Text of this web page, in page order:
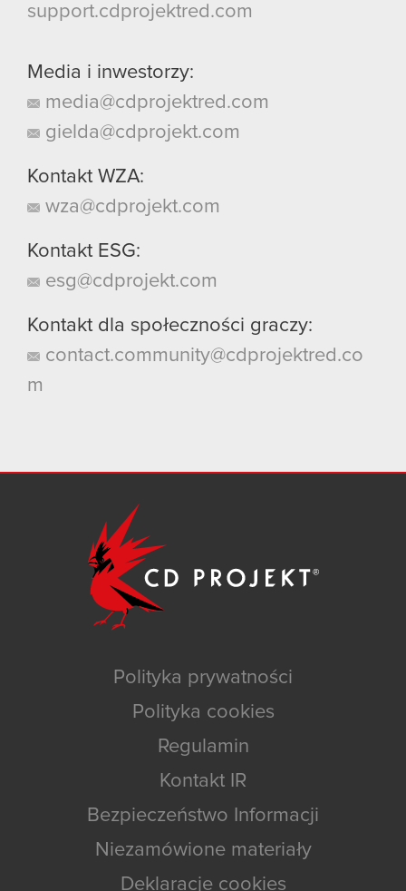
support.cdprojektred.com
Media i inwestorzy:
media@cdprojektred.com
gielda@cdprojekt.com
Kontakt WZA:
wza@cdprojekt.com
Kontakt ESG:
esg@cdprojekt.com
Kontakt dla społeczności graczy:
contact.community@cdprojektred.co
m
Polityka prywatności
Polityka cookies
Regulamin
Kontakt IR
Bezpieczeństwo Informacji
Niezamówione materiały
Deklaracje cookies